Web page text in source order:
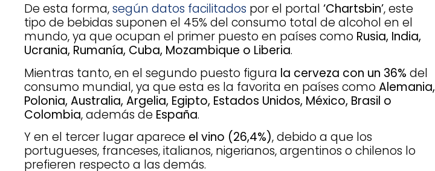
De esta forma,según datos facilitados por el portal ‘Chartsbin’, este
tipo de bebidas suponen el 45% del consumo total de alcohol en el
mundo, ya que ocupan el primer puesto en países como Rusia, India,
Ucrania, Rumanía, Cuba, Mozambique o Liberia.
Mientras tanto, en el segundo puesto figura la cerveza con un 36% del
consumo mundial, ya que esta es la favorita en países como Alemania,
Polonia, Australia, Argelia, Egipto, Estados Unidos, México, Brasil o
Colombia, además de España.
Y en el tercer lugar aparece el vino (26,4%), debido a que los
portugueses, franceses, italianos, nigerianos, argentinos o chilenos lo
prefieren respecto a las demás.